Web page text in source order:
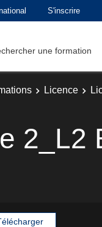
S'inscrire
une formation
Licence
2_L2